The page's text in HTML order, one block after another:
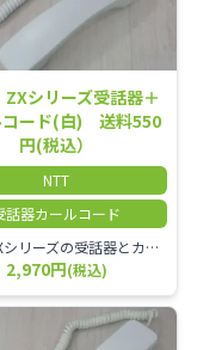
シリーズ受話器＋
コード(白) 送料550
円(税込）
NTT
話器カールコード
NTT ZXシリーズの受話器とカールコードセット／本商品は中古品となります。 写真では分かりにくいキズ・汚れなどの使用感があります。 経年変化で日焼けの色味が強くなる場合がございます。 予めご理解・ご了承頂きますようお願いいたします。
2,970円(税込)